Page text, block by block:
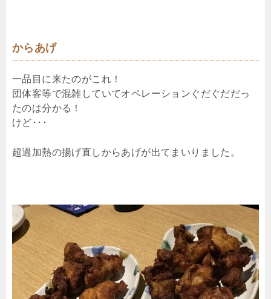
からあげ
一品目に来たのがこれ！
団体客等で混雑していてオペレーションぐだぐだだっ
たのは分かる！
けど･･･
超過加熱の揚げ直しからあげが出てまいりました。